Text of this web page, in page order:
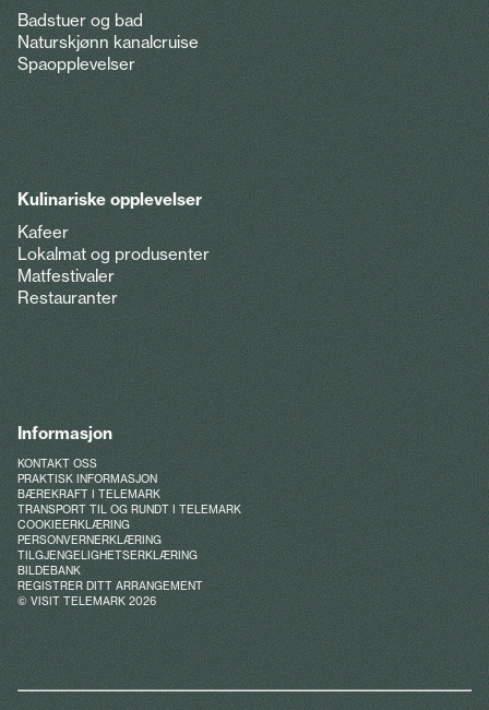
Badstuer og bad
Naturskjønn kanalcruise
Spaopplevelser
Kulinariske opplevelser
Kafeer
Lokalmat og produsenter
Matfestivaler
Restauranter
Informasjon
KONTAKT OSS
PRAKTISK INFORMASJON
BÆREKRAFT I TELEMARK
TRANSPORT TIL OG RUNDT I TELEMARK
COOKIEERKLÆRING
PERSONVERNERKLÆRING
TILGJENGELIGHETSERKLÆRING
BILDEBANK
REGISTRER DITT ARRANGEMENT
© VISIT TELEMARK 2026